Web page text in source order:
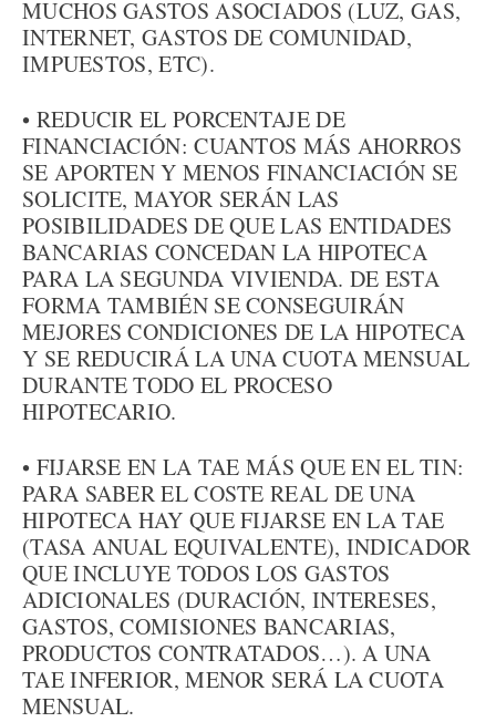
MUCHOS GASTOS ASOCIADOS (LUZ, GAS,
INTERNET, GASTOS DE COMUNIDAD,
IMPUESTOS, ETC).
• REDUCIR EL PORCENTAJE DE
FINANCIACIÓN: CUANTOS MÁS AHORROS
SE APORTEN Y MENOS FINANCIACIÓN SE
SOLICITE, MAYOR SERÁN LAS
POSIBILIDADES DE QUE LAS ENTIDADES
BANCARIAS CONCEDAN LA HIPOTECA
PARA LA SEGUNDA VIVIENDA. DE ESTA
FORMA TAMBIÉN SE CONSEGUIRÁN
MEJORES CONDICIONES DE LA HIPOTECA
Y SE REDUCIRÁ LA UNA CUOTA MENSUAL
DURANTE TODO EL PROCESO
HIPOTECARIO.
• FIJARSE EN LA TAE MÁS QUE EN EL TIN:
PARA SABER EL COSTE REAL DE UNA
HIPOTECA HAY QUE FIJARSE EN LA TAE
(TASA ANUAL EQUIVALENTE), INDICADOR
QUE INCLUYE TODOS LOS GASTOS
ADICIONALES (DURACIÓN, INTERESES,
GASTOS, COMISIONES BANCARIAS,
PRODUCTOS CONTRATADOS…). A UNA
TAE INFERIOR, MENOR SERÁ LA CUOTA
MENSUAL.